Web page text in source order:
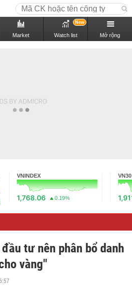
Market Watch list
New
Mở rộng
VNINDEX
1,768.06 0.19%
VN30
tư nên phân bổ danh
vàng"